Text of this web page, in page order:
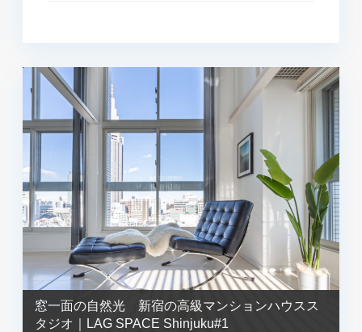
窓一面の自然光 新宿の高級マンションハウスス
タジオ｜LAG SPACE Shinjuku#1